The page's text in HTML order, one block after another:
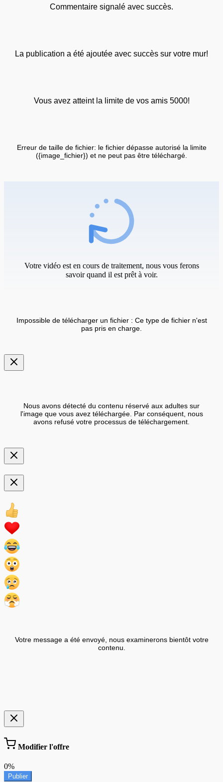
Commentaire signalé avec succès.
La publication a été ajoutée avec succès sur votre mur!
Vous avez atteint la limite de vos amis 5000!
Erreur de taille de fichier: le fichier dépasse autorisé la limite
({image_fichier}) et ne peut pas être téléchargé.
Votre vidéo est en cours de traitement, nous vous ferons
savoir quand il est prêt à voir.
Impossible de télécharger un fichier : Ce type de fichier n'est
pas pris en charge.
Nous avons détecté du contenu réservé aux adultes sur
l'image que vous avez téléchargée. Par conséquent, nous
avons refusé votre processus de téléchargement.
Votre message a été envoyé, nous examinerons bientôt votre
contenu.
Modifier l'offre
0%
Publier